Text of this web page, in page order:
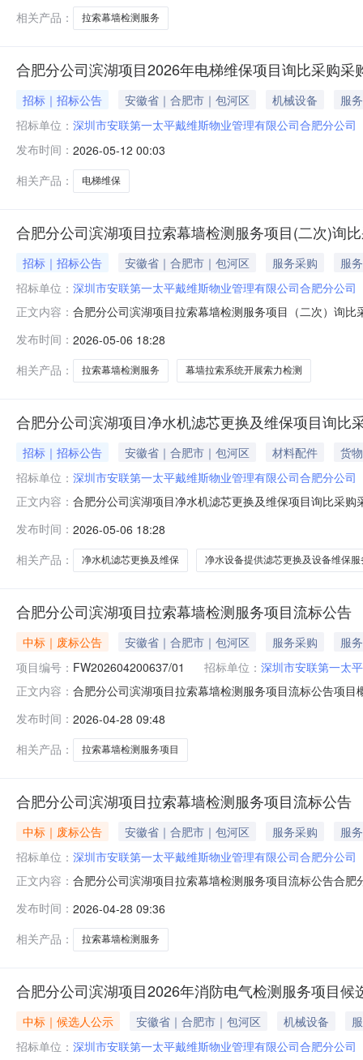
相关产品：
拉索幕墙检测服务
合肥分公司滨湖项目2026年电梯维保项目询比采购采
招标｜招标公告 安徽省｜合肥市｜包河区 机械设备
服务
招标单位： 深圳市安联第一太平戴维斯物业管理有限公司合肥分公司
发布时间： 2026-05-12 00:03
相关产品：
电梯维保
合肥分公司滨湖项目拉索幕墙检测服务项目(二次)询
招标｜招标公告 安徽省｜合肥市｜包河区 服务采购
服务
招标单位： 深圳市安联第一太平戴维斯物业管理有限公司合肥分公司
正文内容： 合肥分公司滨湖项目拉索幕墙检测服务项目（二次）询
并出具检测报告。2．采购说明2.1采购方式：公开询比
受力状态，为后续安全维
发布时间： 2026-05-06 18:28
相关产品：
拉索幕墙检测服务 幕墙拉索系统开展索力检测
合肥分公司滨湖项目净水机滤芯更换及维保项目询比
招标｜招标公告 安徽省｜合肥市｜包河区 材料配件
货物
招标单位： 深圳市安联第一太平戴维斯物业管理有限公司合肥分公司
正文内容： 合肥分公司滨湖项目净水机滤芯更换及维保项目询比采
开询比采购2.2资金来源及比例：100%来自企业自筹2.3
牌共计49台净水
发布时间： 2026-05-06 18:28
相关产品：
净水机滤芯更换及维保 净水设备提供滤芯更换及设备维保服
合肥分公司滨湖项目拉索幕墙检测服务项目流标公告
中标｜废标公告 安徽省｜合肥市｜包河区 服务采购
服务
项目编号： FW202604200637/01 招标单位： 深圳市安联第一太
正文内容： 合肥分公司滨湖项目拉索幕墙检测服务项目流标公告项
司滨湖项目拉索幕墙检测服务项目在交控集团招采平台
上述结果有异议
发布时间： 2026-04-28 09:48
相关产品：
拉索幕墙检测服务项目
合肥分公司滨湖项目拉索幕墙检测服务项目流标公告
中标｜废标公告 安徽省｜合肥市｜包河区 服务采购
服务
招标单位： 深圳市安联第一太平戴维斯物业管理有限公司合肥分公司
正文内容： 合肥分公司滨湖项目拉索幕墙检测服务项目流标公告合
购人：深圳市安联第一太平戴维斯物业管理有限公司合
有限公司合肥分公司2026年
发布时间： 2026-04-28 09:36
相关产品：
拉索幕墙检测服务
合肥分公司滨湖项目2026年消防电气检测服务项目候
中标｜候选人公示 安徽省｜合肥市｜包河区 机械设备
招标单位： 深圳市安联第一太平戴维斯物业管理有限公司合肥分公司